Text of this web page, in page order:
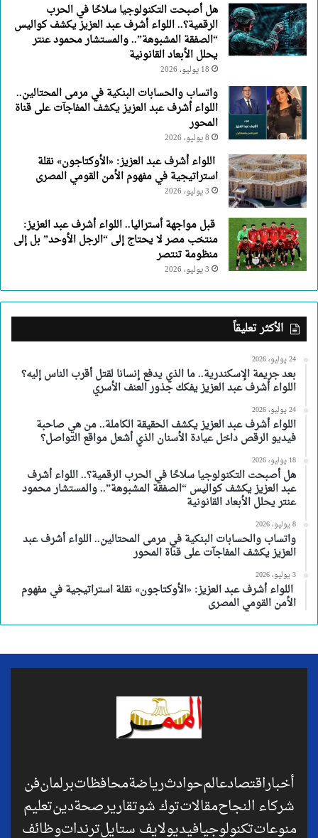
هل أصبحت التكنولوجيا سلاحًا في الحرب
الرقمية؟.. اللواء أشرف عبد العزيز يكشف كواليس
“الصفقة المشبوهة”.. والمستشار محمود عنتر
يحلل الأبعاد القانونية
18 يوليو، 2026
واتساب والحسابات البنكية في مرمى المحتالين..
اللواء أشرف عبد العزيز يكشف المفاجآت على قناة
المحور
8 يوليو، 2026
اللواء أشرف عبد العزيز: «الأوكتاجون» نقلة
استراتيجية في مفهوم الأمن القومي المصرى
3 يوليو، 2026
قبل مواجهة أستراليا.. اللواء أشرف عبد العزيز:
منتخب مصر لا يحتاج إلى “الرجل الأوحد” بل إلى
منظومة تنتصر
3 يوليو، 2026
الأكثر تعليقاً
24 يوليو، 2026
بعد جريمة الإسكندرية.. ما الذي يدفع إنسانا لقتل أقرب الناس إليه؟
اللواء أشرف عبد العزيز يفكك جذور العنف الأسري
24 يوليو، 2026
اللواء أشرف عبد العزيز يكشف الحقيقة الكاملة.. من هي صاحبة
فيديو الرقص داخل عيادة الأسنان الذي أشعل مواقع التواصل؟
18 يوليو، 2026
هل أصبحت التكنولوجيا سلاحًا في الحرب الرقمية؟.. اللواء أشرف
عبد العزيز يكشف كواليس “الصفقة المشبوهة”.. والمستشار محمود
عنتر يحلل الأبعاد القانونية
8 يوليو، 2026
واتساب والحسابات البنكية في مرمى المحتالين.. اللواء أشرف عبد
العزيز يكشف المفاجآت على قناة المحور
3 يوليو، 2026
اللواء أشرف عبد العزيز: «الأوكتاجون» نقلة استراتيجية في مفهوم
الأمن القومي المصرى
أخباراقتصادعالمحوادثرياضةمحافظاتبرلمانفن
شركاء النجاحمقالاتتوك شوتقاريرصحةدينتعليم
منوعاتتكنولوجيافيديولايف ستايلترنداتوظائف